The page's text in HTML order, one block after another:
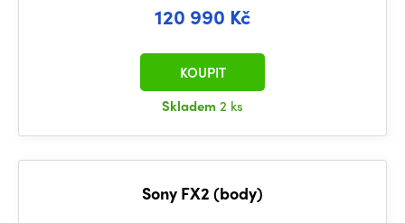
120 990 Kč
Skladem2 ks
KOUPIT
Sony FX2 (body)